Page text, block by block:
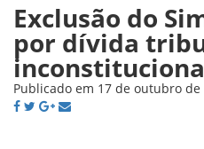
Exclusão do
por dívida
Publicado em 17 de outubro de